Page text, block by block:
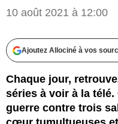
10 août 2021 à 12:00
Ajoutez Allociné à vos
Chaque jour,
séries à voir à la
guerre contre trois